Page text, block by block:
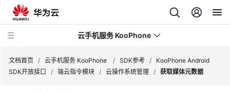
云手机服务 KooPhone
文档首页 / 云手机服务 KooPhone / SDK参考 /
KooPhone Android
SDK开放接口
/ 端云指令模块 / 云操作系统管理 / 获取媒体元数据